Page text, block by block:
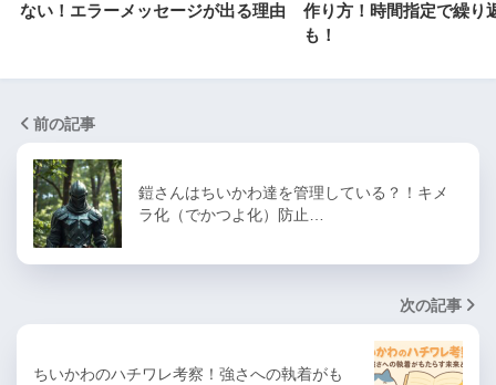
ない！エラーメッセージが出る理由
作り方！時間指定で繰り
も！
前の記事
鎧さんはちいかわ達を管理している？！キメ
ラ化（でかつよ化）防止…
次の記事
ちいかわのハチワレ考察！強さへの執着がも